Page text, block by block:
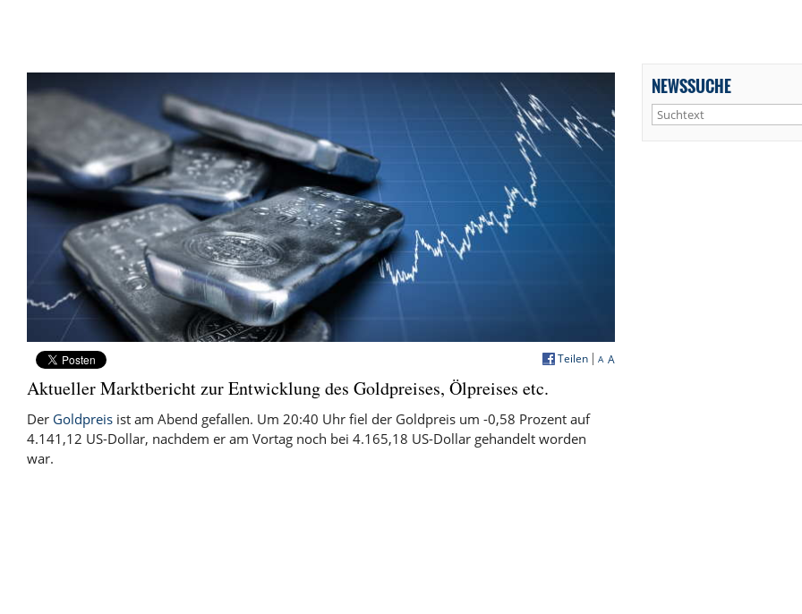
A
A
Teilen
Aktueller Marktbericht zur Entwicklung des Goldpreises, Ölpreises etc.
Der Goldpreis ist am Abend gefallen. Um 20:40 Uhr fiel der Goldpreis um -0,58 Prozent auf
4.141,12 US-Dollar, nachdem er am Vortag noch bei 4.165,18 US-Dollar gehandelt worden
war.
NEWSSUCHE